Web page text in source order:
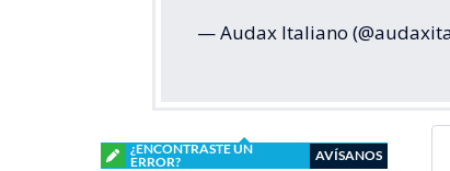
— Audax Italiano
¿ENCONTRASTE UN
ERROR?
AVÍSANOS